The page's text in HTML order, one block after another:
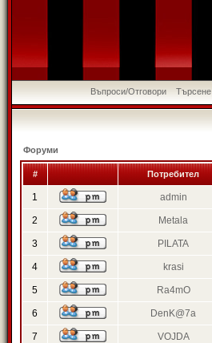
Въпроси/Отговори Търсене
Форуми
# Потребител
1 admin
2 Metala
3 PILATA
4 krasi
5 Ra4mO
6 DenK@7a
7 VOJDA